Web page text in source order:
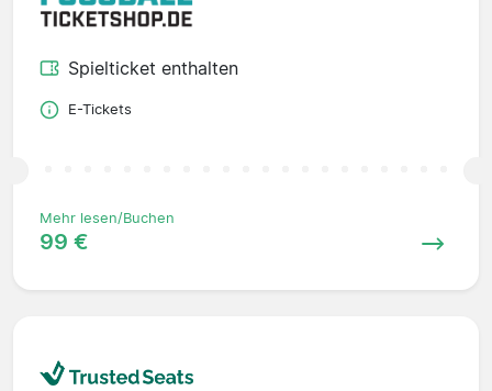
Spielticket enthalten
E-Tickets
Mehr lesen/Buchen
99 €